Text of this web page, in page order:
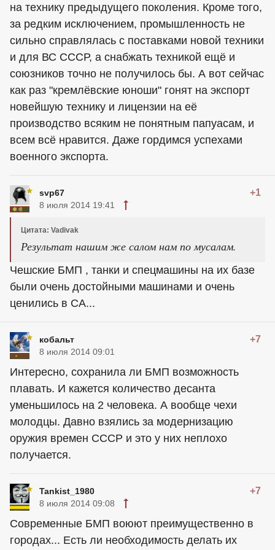
на технику предыдущего поколения. Кроме того,
за редким исключением, промышленность не
сильно справлялась с поставками новой техники
и для ВС СССР, а снабжать техникой ещё и
союзников точно не получилось бы. А вот сейчас
как раз "кремлёвские юноши" гонят на экспорт
новейшую технику и лицензии на её
производство всяким не понятным папуасам, и
всем всё нравится. Даже гордимся успехами
военного экспорта.
svp67 +1
8 июля 2014 19:41
Цитата: Vadivak
Результат нашим же салом нам по мусалам.
Чешские БМП , танки и спецмашины на их базе
были очень достойными машинами и очень
ценились в СА...
кобальт +7
8 июля 2014 09:01
Интересно, сохранила ли БМП возможность
плавать. И кажется количество десанта
уменьшилось на 2 человека. А вообще чехи
молодцы. Давно взялись за модернизацию
оружия времен СССР и это у них неплохо
получается.
Tankist_1980 +7
8 июля 2014 09:08
Современные БМП воюют преимущественно в
городах... Есть ли необходимость делать их